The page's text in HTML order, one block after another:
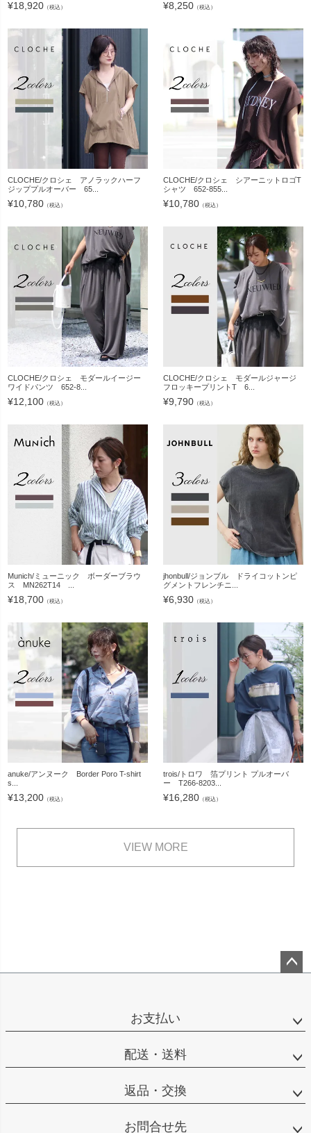
¥18,920 （税込） ¥8,250 （税込）
CLOCHE/クロシェ アノラックハーフ
ジッププルオーバー 65...
¥10,780 （税込）
CLOCHE/クロシェ シアーニットロゴT
シャツ 652-855...
¥10,780 （税込）
CLOCHE/クロシェ モダールイージー
ワイドパンツ 652-8...
¥12,100 （税込）
CLOCHE/クロシェ モダールジャージ
フロッキープリントT 6...
¥9,790 （税込）
Munich/ミューニック ボーダーブラウ
ス MN262T14 ...
¥18,700 （税込）
jhonbull/ジョンブル ドライコットンピ
グメントフレンチニ...
¥6,930 （税込）
anuke/アンヌーク Border Poro T-shirt
s...
¥13,200 （税込）
trois/トロワ 箔プリント プルオーバ
ー T266-8203...
¥16,280 （税込）
VIEW MORE
お支払い
配送・送料
返品・交換
お問合せ先